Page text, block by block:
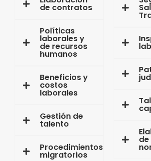
de contratos
Políticas
laborales y
de recursos
humanos
Beneficios y
costos
laborales
Gestión de
talento
Procedimientos
migratorios